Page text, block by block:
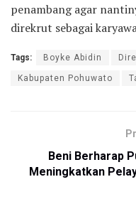
penambang agar
direkrut sebagai
Tags: Boyke Abidin
Kabupaten Pohuwato
Beni Berharap
Meningkatkan